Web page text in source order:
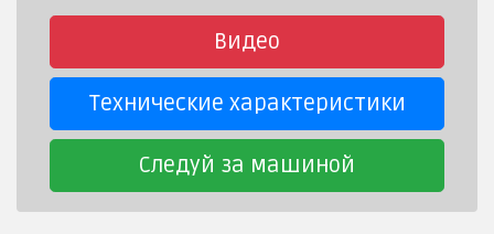
Видео
Технические характеристики
Следуй за машиной